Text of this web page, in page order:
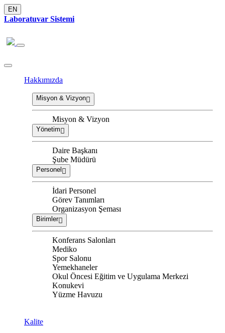
EN
Laboratuvar Sistemi
Hakkımızda
Misyon & Vizyon
Misyon & Vizyon
Yönetim
Daire Başkanı
Şube Müdürü
Personel
İdari Personel
Görev Tanımları
Organizasyon Şeması
Birimler
Konferans Salonları
Mediko
Spor Salonu
Yemekhaneler
Okul Öncesi Eğitim ve Uygulama Merkezi
Konukevi
Yüzme Havuzu
Kalite